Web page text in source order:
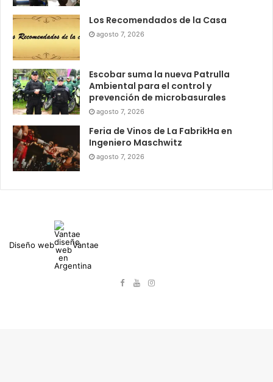
Los Recomendados de la Casa
agosto 7, 2026
Escobar suma la nueva Patrulla
Ambiental para el control y
prevención de microbasurales
agosto 7, 2026
Feria de Vinos de La FabrikHa en
Ingeniero Maschwitz
agosto 7, 2026
Diseño web Vantae